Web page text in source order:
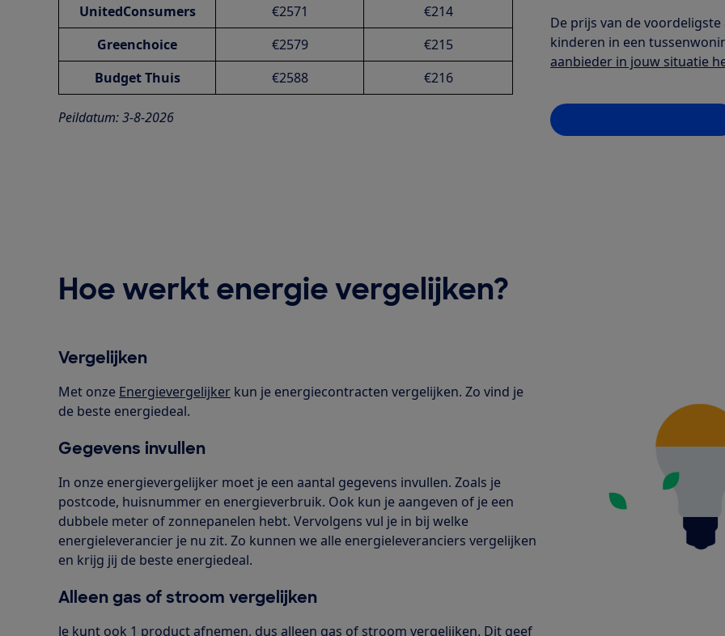
UnitedConsumers
€2571
€214
Greenchoice
€2579
€215
Budget Thuis
€2588 €216
Peildatum: 3-8-2026
De prijs van de
kinderen in een
aanbieder in jouw situatie
Hoe werkt energie vergelijken?
Vergelijken
Met onze Energievergelijker kun je energiecontracten vergelijken. Zo vind je
de beste energiedeal.
Gegevens invullen
In onze energievergelijker moet je een aantal gegevens invullen. Zoals je
postcode, huisnummer en energieverbruik. Ook kun je aangeven of je een
dubbele meter of zonnepanelen hebt. Vervolgens vul je in bij welke
energieleverancier je nu zit. Zo kunnen we alle energieleveranciers vergelijken
en krijg jij de beste energiedeal.
Alleen gas of stroom vergelijken
Je kunt ook 1 product afnemen, dus alleen gas of stroom vergelijken. Dit geef